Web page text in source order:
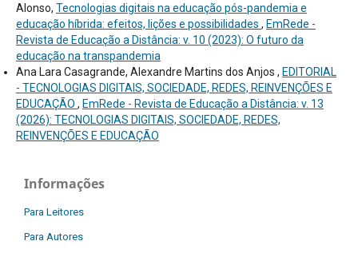
Alonso, Tecnologias digitais na educação pós-pandemia e
educação híbrida: efeitos, lições e possibilidades , EmRede -
Revista de Educação a Distância: v. 10 (2023): O futuro da
educação na transpandemia
Ana Lara Casagrande, Alexandre Martins dos Anjos , EDITORIAL
- TECNOLOGIAS DIGITAIS, SOCIEDADE, REDES, REINVENÇÕES E
EDUCAÇÃO , EmRede - Revista de Educação a Distância: v. 13
(2026): TECNOLOGIAS DIGITAIS, SOCIEDADE, REDES,
REINVENÇÕES E EDUCAÇÃO
Informações
Para Leitores
Para Autores